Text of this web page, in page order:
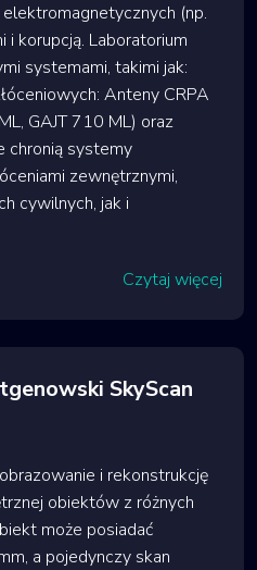
(np.
i korupcją. Laboratorium
systemami, takimi jak:
Anteny CRPA
GAJT 710 ML) oraz
chronią systemy
zewnętrznymi,
cywilnych, jak i
Czytaj więcej
SkyScan
i rekonstrukcję
obiektów z różnych
może posiadać
a pojedynczy skan